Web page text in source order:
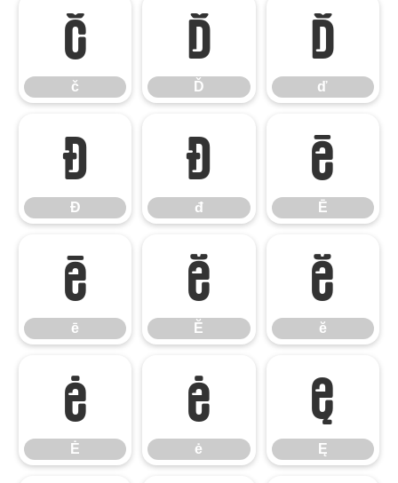
č
č
Ď
Ď
ď
ď
Đ
Đ
đ
đ
Ē
Ē
ē
ē
Ĕ
Ĕ
ĕ
ĕ
Ė
Ė
ė
ė
Ę
Ę